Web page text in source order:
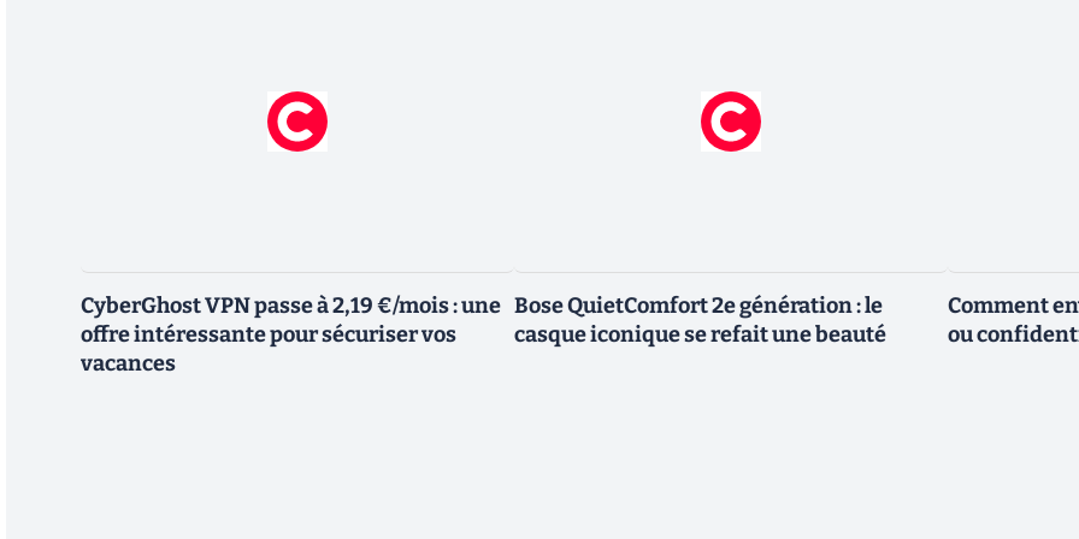
CyberGhost VPN passe à 2,19 €/mois : une
offre intéressante pour sécuriser vos
vacances
Bose QuietComfort 2e génération : le
casque iconique se refait une beauté
Comment
ou